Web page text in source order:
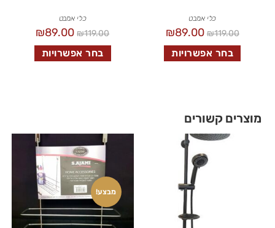
כלי אמבט
₪119.00
₪89.00
בחר אפשרויות
כלי אמבט
₪119.00
₪89.00
בחר אפשרויות
מוצרים קשורים
מבצע!